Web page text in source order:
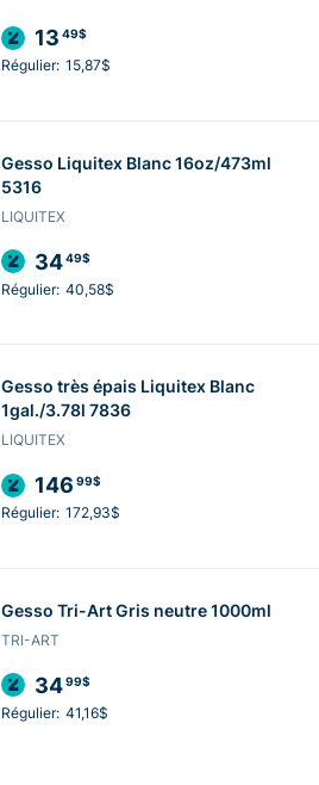
13 49$
Régulier: 15,87$
Gesso Liquitex Blanc 16oz/473ml
5316
LIQUITEX
3449$
Régulier: 40,58$
Gesso très épais Liquitex Blanc
1gal./3.78l 7836
LIQUITEX
146 99$
Régulier: 172,93$
Gesso Tri-Art Gris neutre 1000ml
TRI-ART
3499$
Régulier: 41,16$